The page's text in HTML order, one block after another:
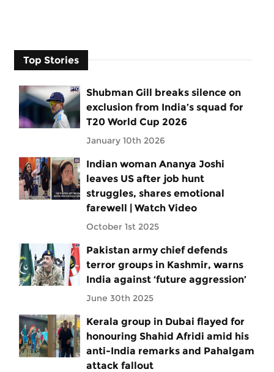
Top Stories
Shubman Gill breaks silence on
exclusion from India’s squad for
T20 World Cup 2026
January 10th 2026
Indian woman Ananya Joshi
leaves US after job hunt
struggles, shares emotional
farewell | Watch Video
October 1st 2025
Pakistan army chief defends
terror groups in Kashmir, warns
India against ‘future aggression’
June 30th 2025
Kerala group in Dubai flayed for
honouring Shahid Afridi amid his
anti-India remarks and Pahalgam
attack fallout